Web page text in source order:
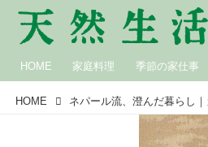
HOME 家庭料理 季節の家仕事
HOME